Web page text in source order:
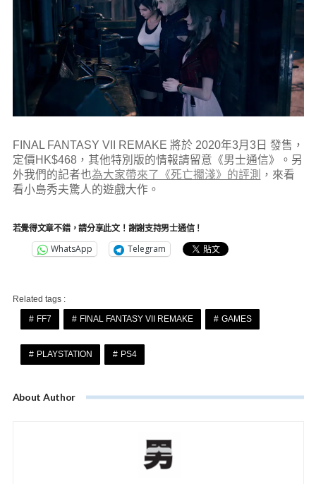
FINAL FANTASY VII REMAKE 將於 2020年3月3日 發售，
定價HK$468，其他特別版的情報請留意《男士通信》。另
外我們的記者也為大家帶來了《死亡擱淺》的評測 ，來看
看小島秀夫驚人的遊戲大作。
若覺得文章不錯，請分享此文！謝謝支持男士通信！
WhatsApp Telegram
Related tags :
FF7
FINAL FANTASY VII REMAKE GAMES
PLAYSTATION PS4
About Author